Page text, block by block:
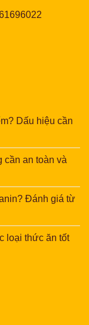
Dấu hiệu cần
cần an toàn và
Đánh giá từ
loại thức ăn tốt